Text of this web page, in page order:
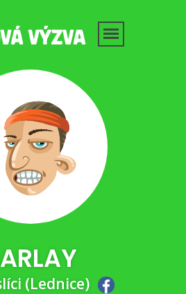
(Lednice)